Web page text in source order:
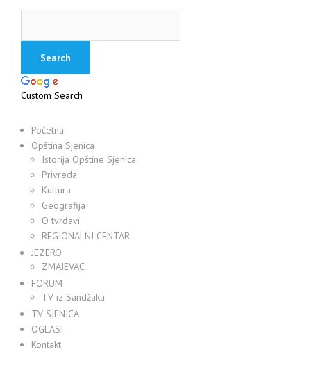
Custom Search
Početna
Opština Sjenica
Istorija Opštine Sjenica
Privreda
Kultura
Geografija
O tvrđavi
REGIONALNI CENTAR
JEZERO
ZMAJEVAC
FORUM
TV iz Sandžaka
TV SJENICA
OGLASI
Kontakt